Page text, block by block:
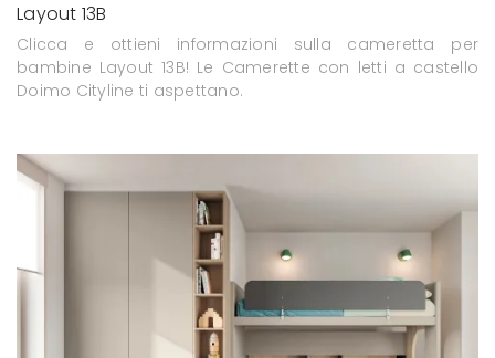
Layout 13B
Clicca e ottieni informazioni sulla cameretta per
bambine Layout 13B! Le Camerette con letti a castello
Doimo Cityline ti aspettano.